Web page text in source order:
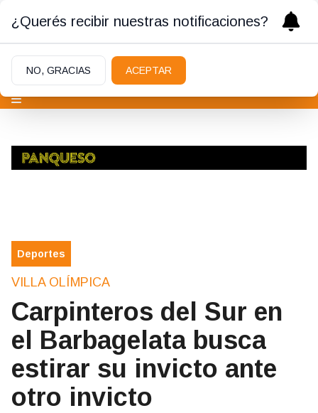
Deportes
VILLA OLÍMPICA
Carpinteros del Sur en
el Barbagelata busca
estirar su invicto ante
otro invicto
¿Querés recibir nuestras notificaciones?
NO, GRACIAS ACEPTAR